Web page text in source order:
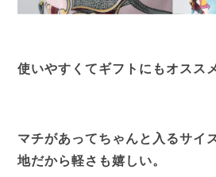
使いやすくてギフトにもオスス
マチがあってちゃんと入るサイ
地だから軽さも嬉しい。